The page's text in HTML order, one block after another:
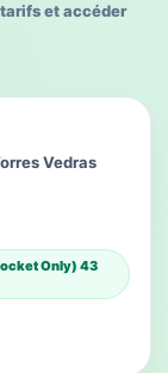
et accéder
Vedras
Only) 43